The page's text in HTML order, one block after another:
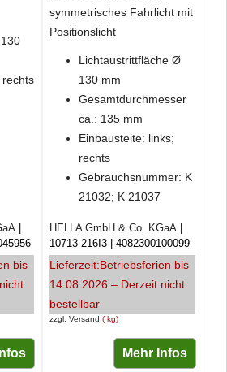
rechts
bis
symmetrisches Fahrlicht mit
Positionslicht
Lichtaustrittfläche Ø
130 mm
Gesamtdurchmesser
ca.: 135 mm
Einbausteite: links;
rechts
Gebrauchsnummer: K
21032; K 21037
zzgl. Versand kg
HELLA GmbH & Co. KGaA
10713 216I3
4082300100099
Lieferzeit:Betriebsferien bis
14.08.2026 – Derzeit nicht
bestellbar
Mehr Infos